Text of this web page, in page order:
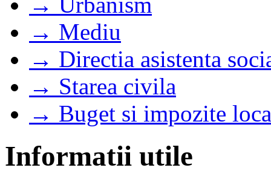
→ Mediu
→ Directia asistenta
→ Starea civila
→ Buget si impozite
Informatii utile